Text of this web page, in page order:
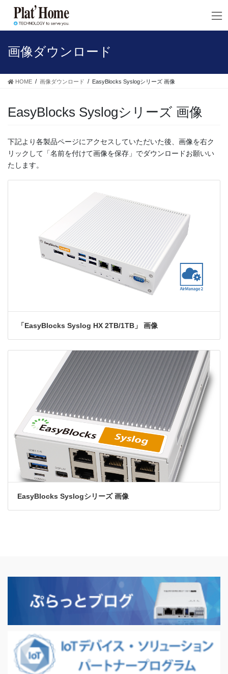
画像ダウンロード
HOME 画像ダウンロード EasyBlocks Syslogシリーズ 画像
EasyBlocks Syslogシリーズ 画像
下記より各製品ページにアクセスしていただいた後、画像を右ク
リックして「名前を付けて画像を保存」でダウンロードお願いい
たします。
「EasyBlocks Syslog HX 2TB/1TB」 画像
EasyBlocks Syslogシリーズ 画像